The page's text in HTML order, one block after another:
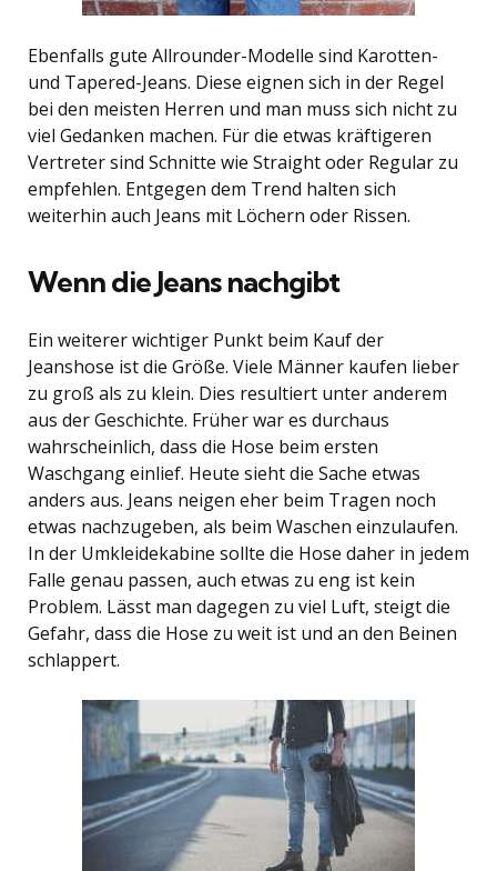
Ebenfalls gute Allrounder-Modelle sind Karotten-
und Tapered-Jeans. Diese eignen sich in der Regel
bei den meisten Herren und man muss sich nicht zu
viel Gedanken machen. Für die etwas kräftigeren
Vertreter sind Schnitte wie Straight oder Regular zu
empfehlen. Entgegen dem Trend halten sich
weiterhin auch Jeans mit Löchern oder Rissen.
Wenn die Jeans nachgibt
Ein weiterer wichtiger Punkt beim Kauf der
Jeanshose ist die Größe. Viele Männer kaufen lieber
zu groß als zu klein. Dies resultiert unter anderem
aus der Geschichte. Früher war es durchaus
wahrscheinlich, dass die Hose beim ersten
Waschgang einlief. Heute sieht die Sache etwas
anders aus. Jeans neigen eher beim Tragen noch
etwas nachzugeben, als beim Waschen einzulaufen.
In der Umkleidekabine sollte die Hose daher in jedem
Falle genau passen, auch etwas zu eng ist kein
Problem. Lässt man dagegen zu viel Luft, steigt die
Gefahr, dass die Hose zu weit ist und an den Beinen
schlappert.